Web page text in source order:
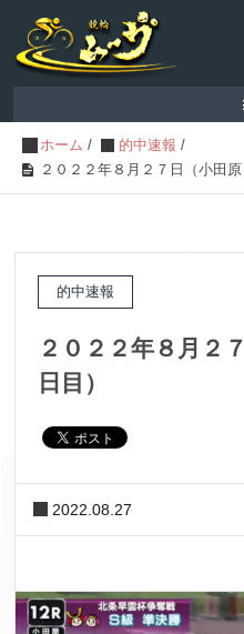
ホーム / 的中速報 /
２０２２年８月２７日（小田
的中速報
２０２２年８月２
日目）
2022.08.27